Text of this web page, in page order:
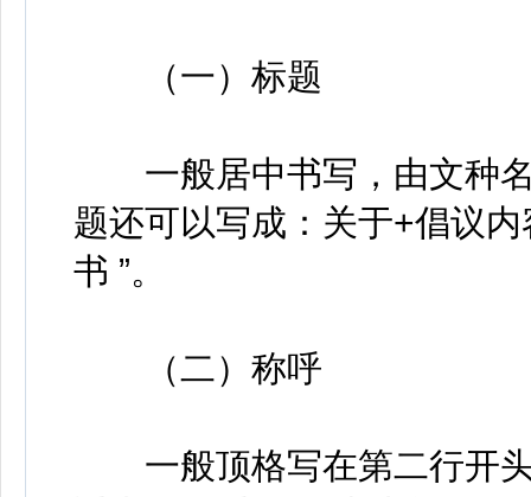
（一）标题
一般居中书写，由文种名
题还可以写成：关于+倡议
书 ”。
（二）称呼
一般顶格写在第二行开头